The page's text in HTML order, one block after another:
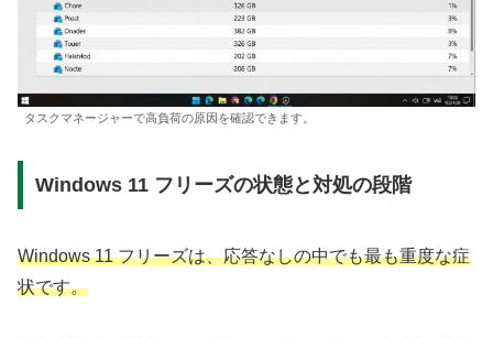
タスクマネージャーで高負荷の原因を確認できます。
Windows 11 フリーズの状態と対処の段階
Windows 11 フリーズは、応答なしの中でも最も重度な症
状です。